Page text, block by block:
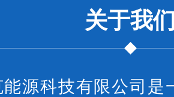
关于我
能源科技有限公司是